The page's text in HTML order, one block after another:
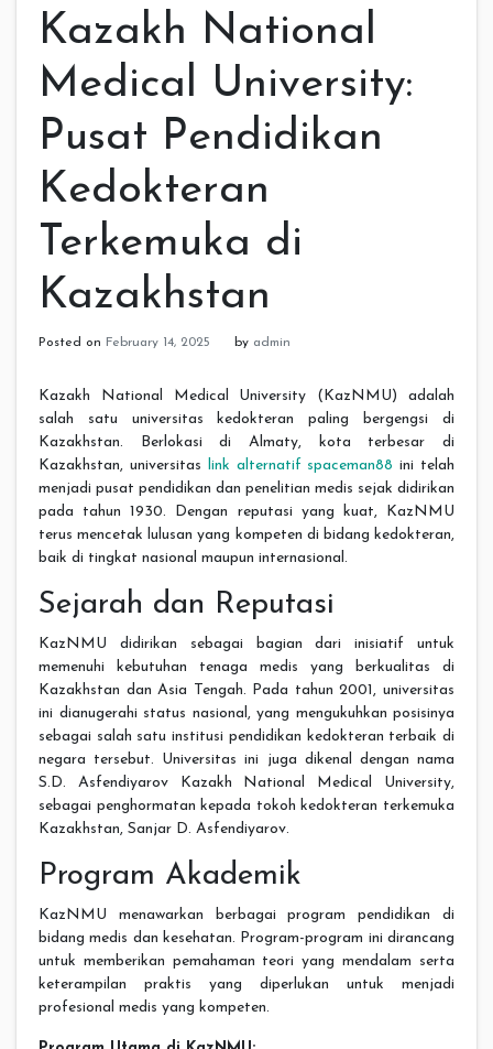
Kazakh National
Medical University:
Pusat Pendidikan
Kedokteran
Terkemuka di
Kazakhstan
Posted on February 14, 2025 by admin
Kazakh National Medical University (KazNMU) adalah
salah satu universitas kedokteran paling bergengsi di
Kazakhstan. Berlokasi di Almaty, kota terbesar di
Kazakhstan, universitas
link alternatif spaceman88 ini telah
menjadi pusat pendidikan dan penelitian medis sejak didirikan
pada tahun 1930. Dengan reputasi yang kuat, KazNMU
terus mencetak lulusan yang kompeten di bidang kedokteran,
baik di tingkat nasional maupun internasional.
Sejarah dan Reputasi
KazNMU didirikan sebagai bagian dari inisiatif untuk
memenuhi kebutuhan tenaga medis yang berkualitas di
Kazakhstan dan Asia Tengah. Pada tahun 2001, universitas
ini dianugerahi status nasional, yang mengukuhkan posisinya
sebagai salah satu institusi pendidikan kedokteran terbaik di
negara tersebut. Universitas ini juga dikenal dengan nama
S.D. Asfendiyarov Kazakh National Medical University,
sebagai penghormatan kepada tokoh kedokteran terkemuka
Kazakhstan, Sanjar D. Asfendiyarov.
Program Akademik
KazNMU menawarkan berbagai program pendidikan di
bidang medis dan kesehatan. Program-program ini dirancang
untuk memberikan pemahaman teori yang mendalam serta
keterampilan praktis yang diperlukan untuk menjadi
profesional medis yang kompeten.